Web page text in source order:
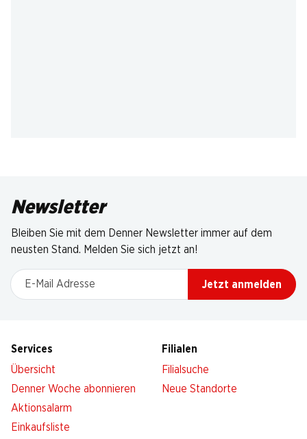
Newsletter
Bleiben Sie mit dem Denner Newsletter immer auf dem
neusten Stand. Melden Sie sich jetzt an!
E-Mail Adresse
Jetzt anmelden
Services
Übersicht
Denner Woche abonnieren
Aktionsalarm
Einkaufsliste
Filialen
Filialsuche
Neue Standorte